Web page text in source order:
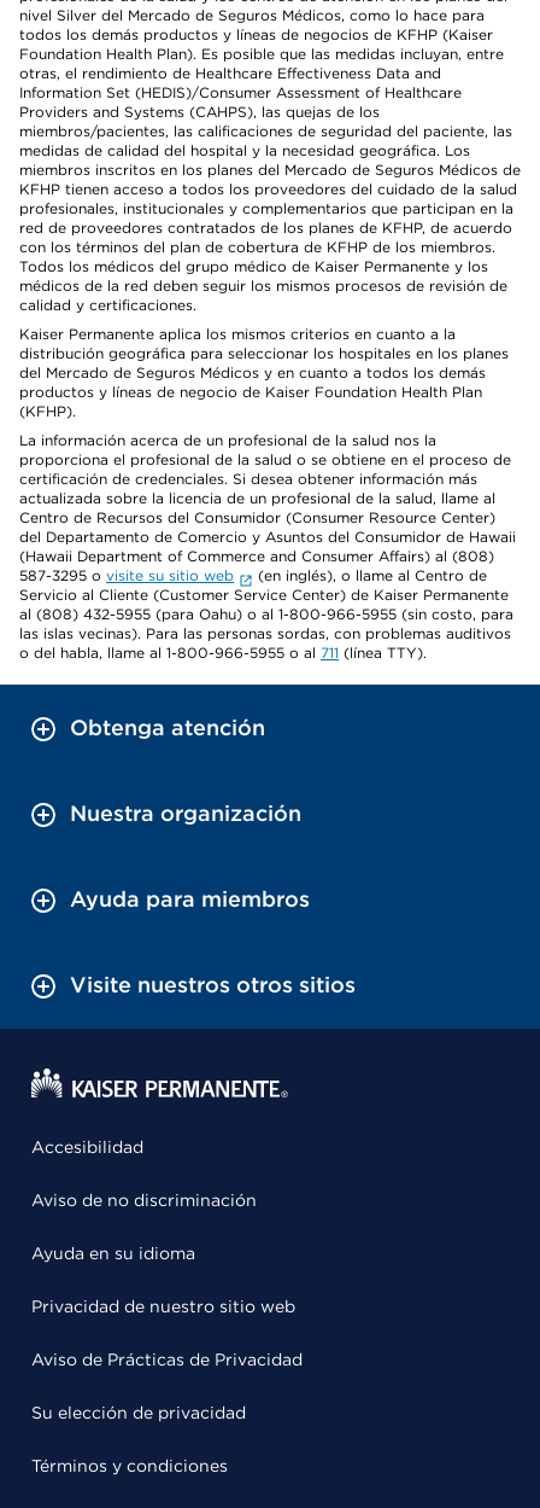
nivel Silver del Mercado de Seguros Médicos, como lo hace para
todos los demás productos y líneas de negocios de KFHP (Kaiser
Foundation Health Plan). Es posible que las medidas incluyan, entre
otras, el rendimiento de Healthcare Effectiveness Data and
Information Set (HEDIS)/Consumer Assessment of Healthcare
Providers and Systems (CAHPS), las quejas de los
miembros/pacientes, las calificaciones de seguridad del paciente, las
medidas de calidad del hospital y la necesidad geográfica. Los
miembros inscritos en los planes del Mercado de Seguros Médicos de
KFHP tienen acceso a todos los proveedores del cuidado de la salud
profesionales, institucionales y complementarios que participan en la
red de proveedores contratados de los planes de KFHP, de acuerdo
con los términos del plan de cobertura de KFHP de los miembros.
Todos los médicos del grupo médico de Kaiser Permanente y los
médicos de la red deben seguir los mismos procesos de revisión de
calidad y certificaciones.
Kaiser Permanente aplica los mismos criterios en cuanto a la
distribución geográfica para seleccionar los hospitales en los planes
del Mercado de Seguros Médicos y en cuanto a todos los demás
productos y líneas de negocio de Kaiser Foundation Health Plan
(KFHP).
La información acerca de un profesional de la salud nos la
proporciona el profesional de la salud o se obtiene en el proceso de
certificación de credenciales. Si desea obtener información más
actualizada sobre la licencia de un profesional de la salud, llame al
Centro de Recursos del Consumidor (Consumer Resource Center)
del Departamento de Comercio y Asuntos del Consumidor de Hawaii
(Hawaii Department of Commerce and Consumer Affairs) al (808)
587-3295 o visite su sitio web
(en inglés), o llame al Centro de
Servicio al Cliente (Customer Service Center) de Kaiser Permanente
al (808) 432-5955 (para Oahu) o al 1-800-966-5955 (sin costo, para
las islas vecinas). Para las personas sordas, con problemas auditivos
o del habla, llame al 1-800-966-5955 o al 711 (línea TTY).
Obtenga atención
Nuestra organización
Ayuda para miembros
Visite nuestros otros sitios
Accesibilidad
Aviso de no discriminación
Ayuda en su idioma
Privacidad de nuestro sitio web
Aviso de Prácticas de Privacidad
Su elección de privacidad
Términos y condiciones